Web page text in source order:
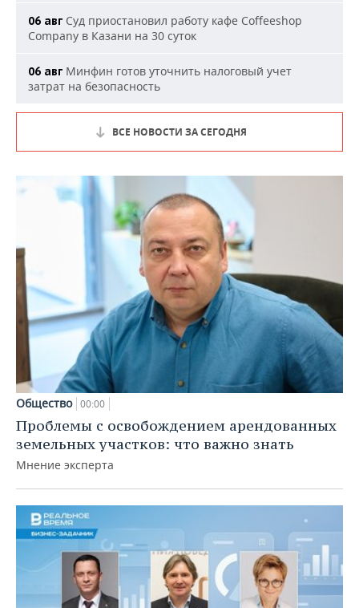
06 авг Суд приостановил работу кафе Coffeeshop
Company в Казани на 30 суток
06 авг Минфин готов уточнить налоговый учет
затрат на безопасность
ВСЕ НОВОСТИ ЗА СЕГОДНЯ
Общество 00:00
Проблемы с освобождением арендованных
земельных участков: что важно знать
Мнение эксперта